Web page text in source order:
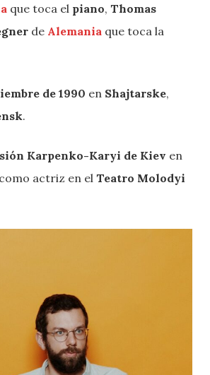
que toca el piano, Thomas
de Alemania que toca la
de 1990 en Shajtarske,
.
Karpenko-Karyi de Kiev en
actriz en el Teatro Molodyi